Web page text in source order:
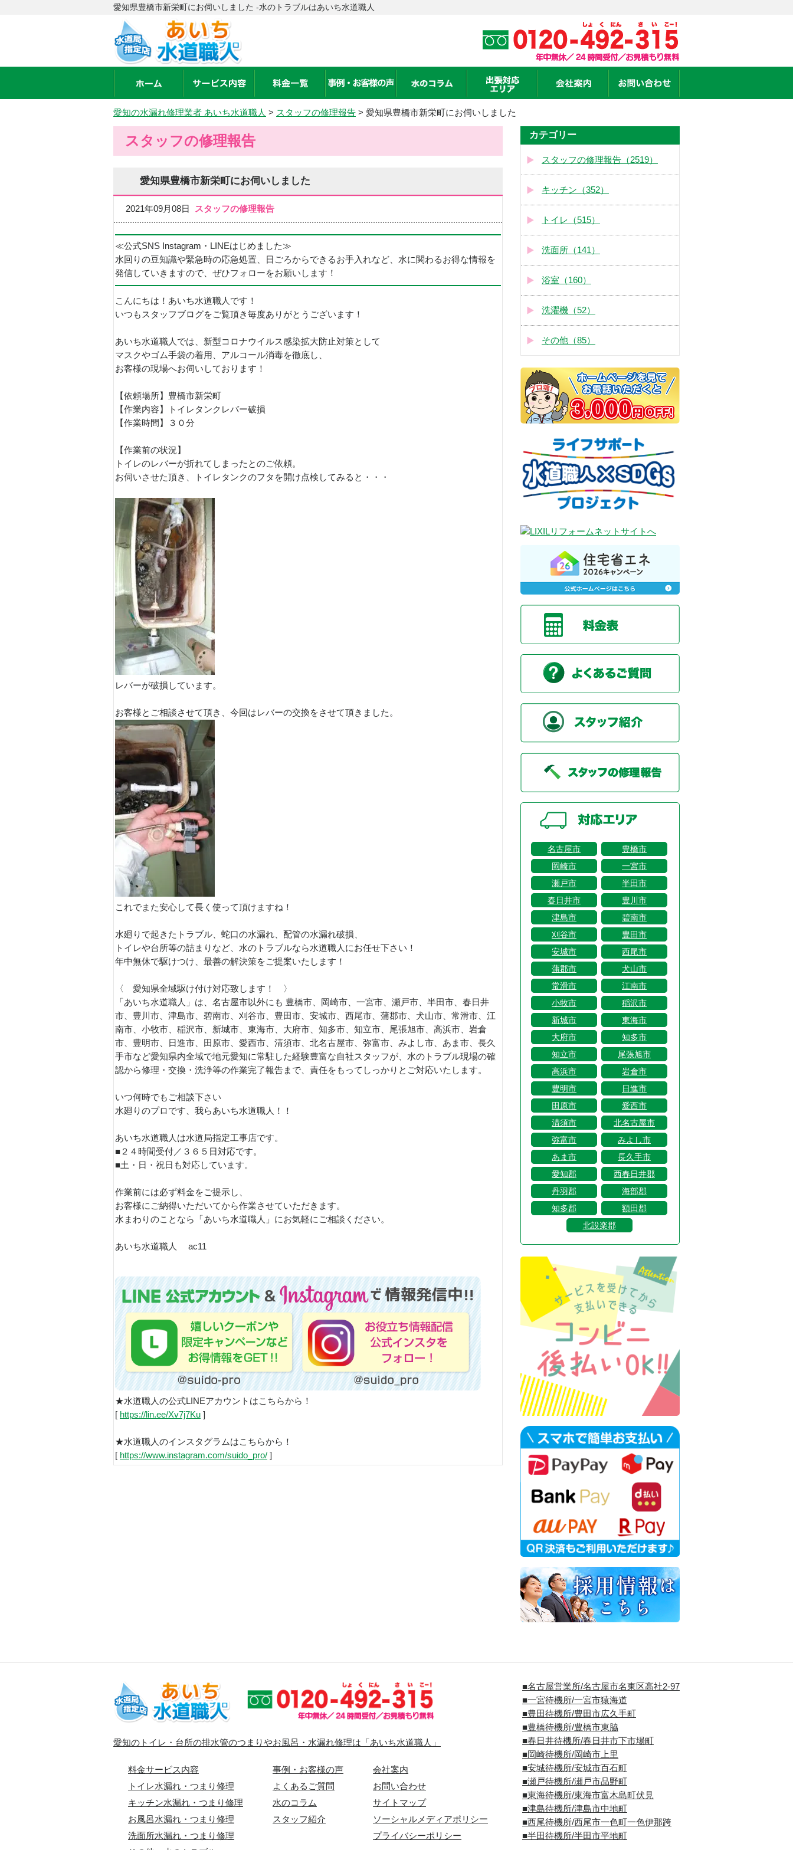
愛知県豊橋市新栄町にお伺いしました -水のトラブルはあいち水道職人
愛知の水漏れ修理業者 あいち水道職人 > スタッフの修理報告 > 愛知県豊橋市新栄町にお伺いしました
スタッフの修理報告
愛知県豊橋市新栄町にお伺いしました
2021年09月08日 スタッフの修理報告
≪公式SNS Instagram・LINEはじめました≫
水回りの豆知識や緊急時の応急処置、日ごろからできるお手入れなど、水に関わるお得な情報を
発信していきますので、ぜひフォローをお願いします！
こんにちは！あいち水道職人です！
いつもスタッフブログをご覧頂き毎度ありがとうございます！
あいち水道職人では、新型コロナウイルス感染拡大防止対策として
マスクやゴム手袋の着用、アルコール消毒を徹底し、
お客様の現場へお伺いしております！
【依頼場所】豊橋市新栄町
【作業内容】トイレタンクレバー破損
【作業時間】３０分
【作業前の状況】
トイレのレバーが折れてしまったとのご依頼。
お伺いさせた頂き、トイレタンクのフタを開け点検してみると・・・
レバーが破損しています。
お客様とご相談させて頂き、今回はレバーの交換をさせて頂きました。
これでまた安心して長く使って頂けますね！
水廻りで起きたトラブル、蛇口の水漏れ、配管の水漏れ破損、
トイレや台所等の詰まりなど、水のトラブルなら水道職人にお任せ下さい！
年中無休で駆けつけ、最善の解決策をご提案いたします！
〈 愛知県全域駆け付け対応致します！ 〉
「あいち水道職人」は、名古屋市以外にも 豊橋市、岡崎市、一宮市、瀬戸市、半田市、春日井
市、豊川市、津島市、碧南市、刈谷市、豊田市、安城市、西尾市、蒲郡市、犬山市、常滑市、江
南市、小牧市、稲沢市、新城市、東海市、大府市、知多市、知立市、尾張旭市、高浜市、岩倉
市、豊明市、日進市、田原市、愛西市、清須市、北名古屋市、弥富市、みよし市、あま市、長久
手市など愛知県内全域で地元愛知に常駐した経験豊富な自社スタッフが、水のトラブル現場の確
認から修理・交換・洗浄等の作業完了報告まで、責任をもってしっかりとご対応いたします。
いつ何時でもご相談下さい
水廻りのプロです、我らあいち水道職人！！
あいち水道職人は水道局指定工事店です。
■２４時間受付／３６５日対応です。
■土・日・祝日も対応しています。
作業前には必ず料金をご提示し、
お客様にご納得いただいてから作業させていただきます。
水まわりのことなら「あいち水道職人」にお気軽にご相談ください。
あいち水道職人 ac11
★水道職人の公式LINEアカウントはこちらから！
[ https://lin.ee/Xv7j7Ku ]
★水道職人のインスタグラムはこちらから！
[ https://www.instagram.com/suido_pro/ ]
カテゴリー
スタッフの修理報告（2519）
キッチン（352）
トイレ（515）
洗面所（141）
浴室（160）
洗濯機（52）
その他（85）
名古屋市
豊橋市
岡崎市
一宮市
瀬戸市
半田市
春日井市
豊川市
津島市
碧南市
刈谷市
豊田市
安城市
西尾市
蒲郡市
犬山市
常滑市
江南市
小牧市
稲沢市
新城市
東海市
大府市
知多市
知立市
尾張旭市
高浜市
岩倉市
豊明市
日進市
田原市
愛西市
清須市
北名古屋市
弥富市
みよし市
あま市
長久手市
愛知郡
西春日井郡
丹羽郡
海部郡
知多郡
額田郡
北設楽郡
愛知のトイレ・台所の排水管のつまりやお風呂・水漏れ修理は「あいち水道職人」
料金サービス内容
トイレ水漏れ・つまり修理
キッチン水漏れ・つまり修理
お風呂水漏れ・つまり修理
洗面所水漏れ・つまり修理
事例・お客様の声
よくあるご質問
水のコラム
スタッフ紹介
会社案内
お問い合わせ
サイトマップ
ソーシャルメディアポリシー
プライバシーポリシー
■名古屋営業所/名古屋市名東区高社2-97
■一宮待機所/一宮市猿海道
■豊田待機所/豊田市広久手町
■豊橋待機所/豊橋市東脇
■春日井待機所/春日井市下市場町
■岡崎待機所/岡崎市上里
■安城待機所/安城市百石町
■瀬戸待機所/瀬戸市品野町
■東海待機所/東海市富木島町伏見
■津島待機所/津島市中地町
■西尾待機所/西尾市一色町一色伊那跨
■半田待機所/半田市平地町